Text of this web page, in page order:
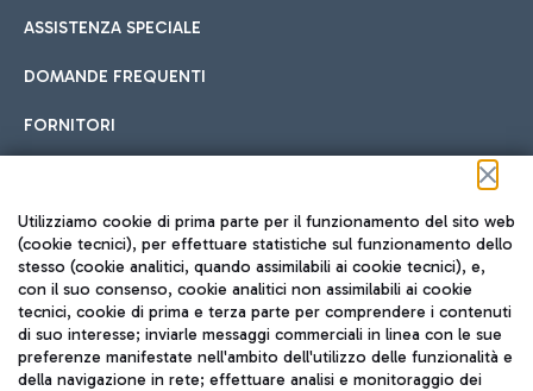
ASSISTENZA SPECIALE
DOMANDE FREQUENTI
FORNITORI
Seguici sui social
TRAVEL JOURNAL
ITA
Utilizziamo cookie di prima parte per il funzionamento del sito web
(cookie tecnici), per effettuare statistiche sul funzionamento dello
stesso (cookie analitici, quando assimilabili ai cookie tecnici), e,
con il suo consenso, cookie analitici non assimilabili ai cookie
tecnici, cookie di prima e terza parte per comprendere i contenuti
di suo interesse; inviarle messaggi commerciali in linea con le sue
preferenze manifestate nell'ambito dell'utilizzo delle funzionalità e
della navigazione in rete; effettuare analisi e monitoraggio dei